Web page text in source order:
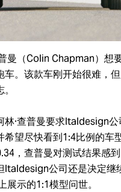
曼（Colin Chapman）想
车。该款车刚开始很难，
林·查普曼要求Italdesign
希望尽快看到1:4比例的车
，查普曼对测试结果感
Italdesign公司还是决定继
展示的1:1模型问世。